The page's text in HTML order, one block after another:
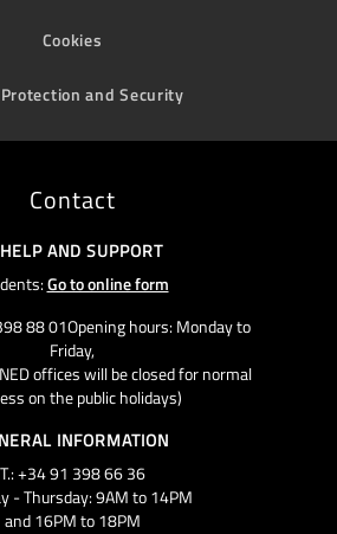
Cookies
and Security
Contact
AND SUPPORT
Go to online form
88 01Opening hours: Monday to
Friday,
offices will be closed for normal
on the public holidays)
INFORMATION
T.: +34 91 398 66 36
- Thursday: 9AM to 14PM
and 16PM to 18PM